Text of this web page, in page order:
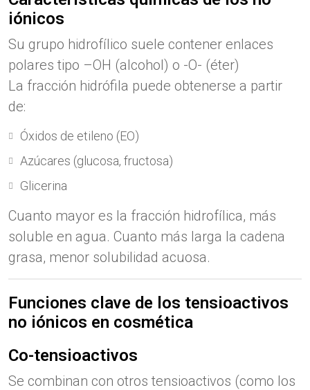
iónicos
Su grupo hidrofílico suele contener enlaces
polares tipo –OH (alcohol) o -O- (éter)
La fracción hidrófila puede obtenerse a partir
de:
Óxidos de etileno (EO)
Azúcares (glucosa, fructosa)
Glicerina
Cuanto mayor es la fracción hidrofílica, más
soluble en agua. Cuanto más larga la cadena
grasa, menor solubilidad acuosa.
Funciones clave de los tensioactivos
no iónicos en cosmética
Co-tensioactivos
Se combinan con otros tensioactivos (como los